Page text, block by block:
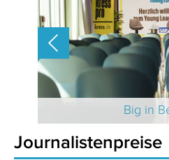
Big in
Journalistenpreise